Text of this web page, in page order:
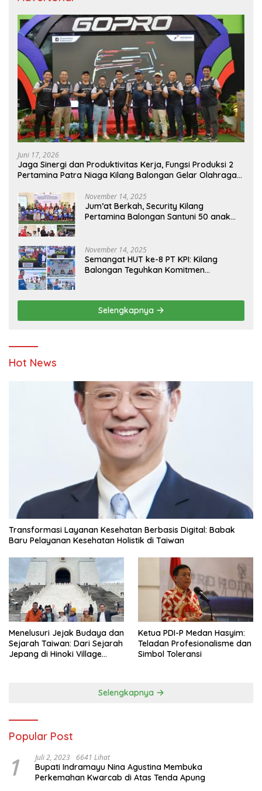
Juni 17, 2026
Jaga Sinergi dan Produktivitas Kerja, Fungsi Produksi 2
Pertamina Patra Niaga Kilang Balongan Gelar Olahraga
November 14, 2025
Jum’at Berkah, Security Kilang
Pertamina Balongan Santuni 50 anak
November 14, 2025
Semangat HUT ke-8 PT KPI: Kilang
Balongan Teguhkan Komitmen
Pendidikan
Selengkapnya
Hot News
Transformasi Layanan Kesehatan Berbasis Digital: Babak
Baru Pelayanan Kesehatan Holistik di Taiwan
Menelusuri Jejak Budaya dan
Sejarah Taiwan: Dari Sejarah
Jepang di Hinoki Village
Ketua PDI-P Medan Hasyim:
Teladan Profesionalisme dan
Simbol Toleransi
Selengkapnya
Popular Post
1 Juli 2, 2023 6641 Lihat
Bupati Indramayu Nina Agustina Membuka
Perkemahan Kwarcab di Atas Tenda Apung